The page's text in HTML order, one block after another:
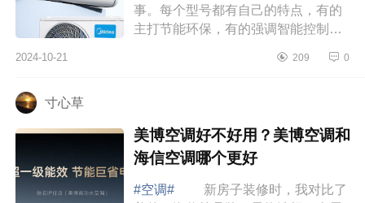
事。每个型号都有自己的特点，有的
主打节能环保，有的强调智能控制，
我们当然希望能买到既实惠又好用的
2024-10-21 209 0
寸心草
美博空调好不好用？美博空调和
海信空调哪个更好
#空调#
新房子装修时，我对比了